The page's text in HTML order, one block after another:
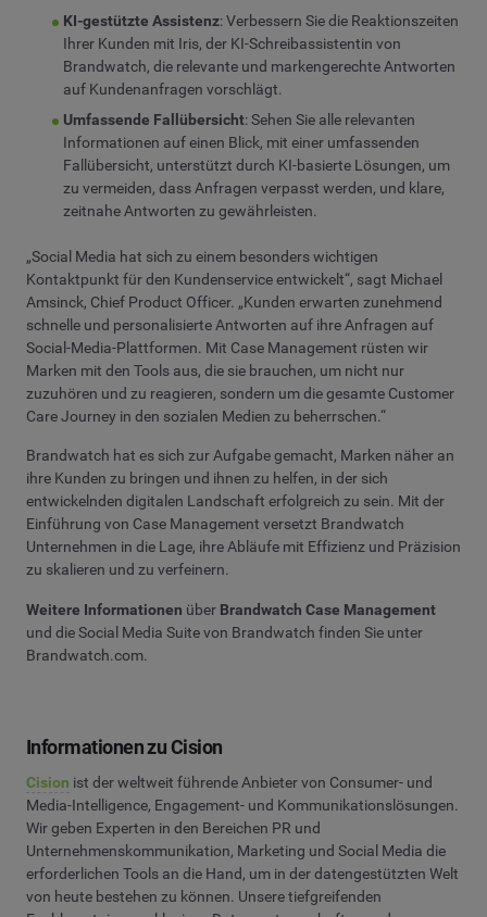
KI-gestützte Assistenz: Verbessern Sie die Reaktionszeiten
Ihrer Kunden mit Iris, der KI-Schreibassistentin von
Brandwatch, die relevante und markengerechte Antworten
auf Kundenanfragen vorschlägt.
Umfassende Fallübersicht: Sehen Sie alle relevanten
Informationen auf einen Blick, mit einer umfassenden
Fallübersicht, unterstützt durch KI-basierte Lösungen, um
zu vermeiden, dass Anfragen verpasst werden, und klare,
zeitnahe Antworten zu gewährleisten.
„Social Media hat sich zu einem besonders wichtigen
Kontaktpunkt für den Kundenservice entwickelt“, sagt Michael
Amsinck, Chief Product Officer. „Kunden erwarten zunehmend
schnelle und personalisierte Antworten auf ihre Anfragen auf
Social-Media-Plattformen. Mit Case Management rüsten wir
Marken mit den Tools aus, die sie brauchen, um nicht nur
zuzuhören und zu reagieren, sondern um die gesamte Customer
Care Journey in den sozialen Medien zu beherrschen.“
Brandwatch hat es sich zur Aufgabe gemacht, Marken näher an
ihre Kunden zu bringen und ihnen zu helfen, in der sich
entwickelnden digitalen Landschaft erfolgreich zu sein. Mit der
Einführung von Case Management versetzt Brandwatch
Unternehmen in die Lage, ihre Abläufe mit Effizienz und Präzision
zu skalieren und zu verfeinern.
Weitere Informationen über Brandwatch Case Management
und die Social Media Suite von Brandwatch finden Sie unter
Brandwatch.com.
Informationen zu Cision
Cision ist der weltweit führende Anbieter von Consumer- und
Media-Intelligence, Engagement- und Kommunikationslösungen.
Wir geben Experten in den Bereichen PR und
Unternehmenskommunikation, Marketing und Social Media die
erforderlichen Tools an die Hand, um in der datengestützten Welt
von heute bestehen zu können. Unsere tiefgreifenden